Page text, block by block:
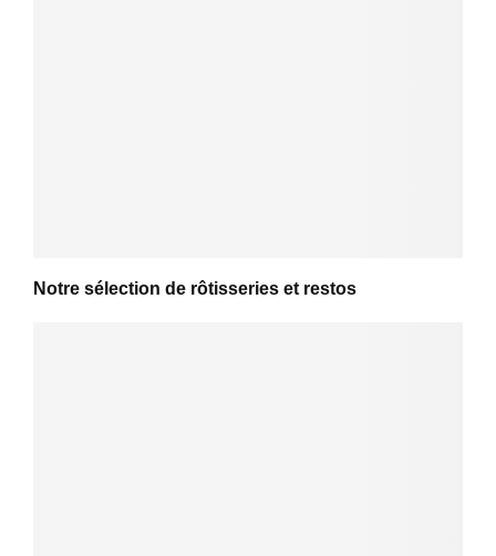
Notre sélection de rôtisseries et restos